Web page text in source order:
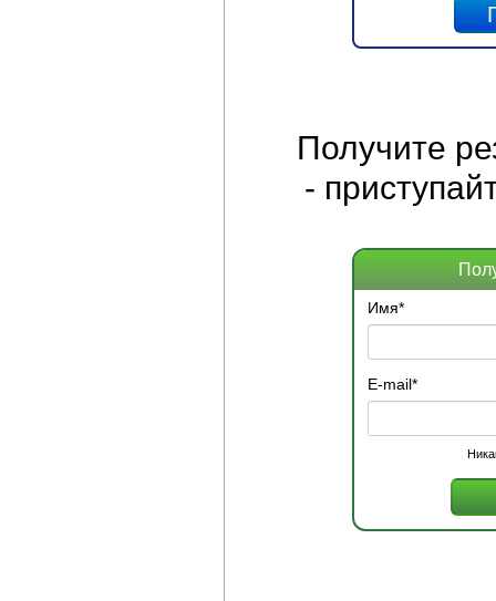
Получите
-
Имя*
E-mail*